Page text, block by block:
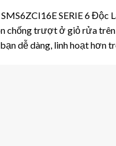
SERIE 6
chống trượt ở giỏ rửa
dễ dàng, linh hoạt hơn